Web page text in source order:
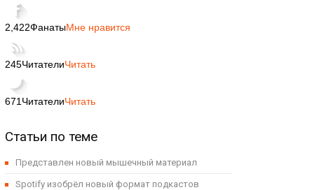
2,422ФанатыМне нравится
245ЧитателиЧитать
671 ЧитателиЧитать
Статьи по теме
Представлен новый мышечный материал
Spotify изобрёл новый формат подкастов